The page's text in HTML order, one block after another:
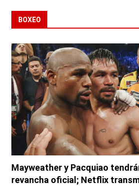
BOXEO
Mayweather y Pacquiao
revancha oficial; Netflix